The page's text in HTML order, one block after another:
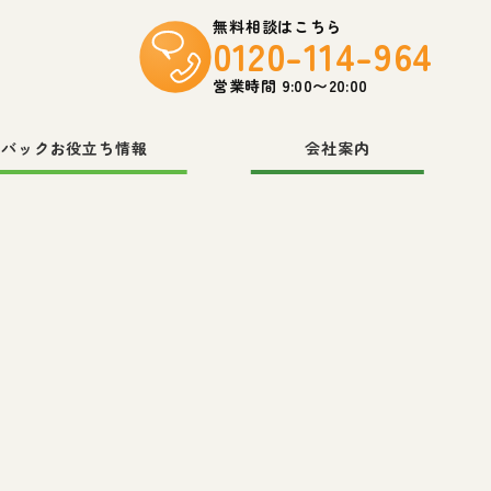
無料相談はこちら
0120-114-964
営業時間 9:00〜20:00
ックお役立ち情報 会社案内